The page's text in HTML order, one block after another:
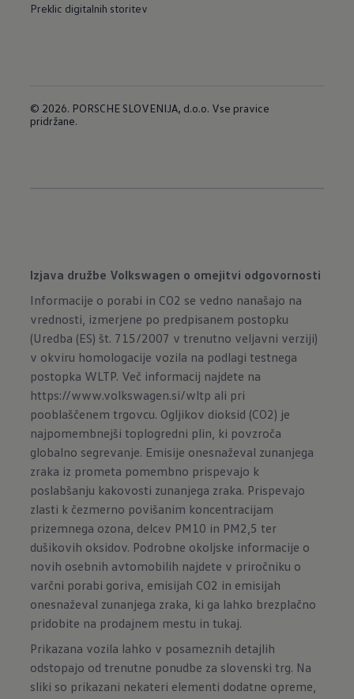
Preklic digitalnih storitev
© 2026. PORSCHE SLOVENIJA, d.o.o. Vse pravice
pridržane.
Izjava družbe Volkswagen o omejitvi odgovornosti
Informacije o porabi in CO2 se vedno nanašajo na
vrednosti, izmerjene po predpisanem postopku
(Uredba (ES) št. 715/2007 v trenutno veljavni verziji)
v okviru homologacije vozila na podlagi testnega
postopka WLTP. Več informacij najdete na
https://www.volkswagen.si/wltp ali pri
pooblaščenem trgovcu. Ogljikov dioksid (CO2) je
najpomembnejši toplogredni plin, ki povzroča
globalno segrevanje. Emisije onesnaževal zunanjega
zraka iz prometa pomembno prispevajo k
poslabšanju kakovosti zunanjega zraka. Prispevajo
zlasti k čezmerno povišanim koncentracijam
prizemnega ozona, delcev PM10 in PM2,5 ter
dušikovih oksidov. Podrobne okoljske informacije o
novih osebnih avtomobilih najdete v priročniku o
varčni porabi goriva, emisijah CO2 in emisijah
onesnaževal zunanjega zraka, ki ga lahko brezplačno
pridobite na prodajnem mestu intukaj.
Prikazana vozila lahko v posameznih detajlih
odstopajo od trenutne ponudbe za slovenski trg. Na
sliki so prikazani nekateri elementi dodatne opreme,